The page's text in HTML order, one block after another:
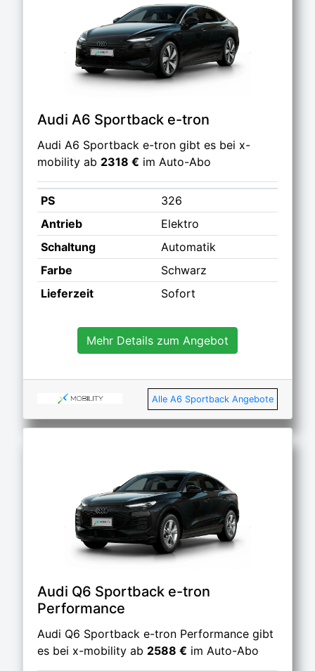
Audi A6 Sportback e-tron
Audi A6 Sportback e-tron gibt es bei x-
mobility ab 2318 € im Auto-Abo
PS
326
Antrieb
Elektro
Schaltung
Automatik
Farbe
Schwarz
Lieferzeit
Sofort
Mehr Details zum Angebot
Alle A6 Sportback Angebote
Audi Q6 Sportback e-tron
Performance
Audi Q6 Sportback e-tron Performance gibt
es bei x-mobility ab 2588 € im Auto-Abo